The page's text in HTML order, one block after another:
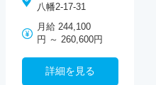
八幡2-17-31
月給 244,100
円 ～ 260,600円
詳細を見る